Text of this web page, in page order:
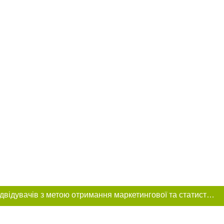
Цей сайт використовує «cookies». Також веб-сайт використовує інтернет-сервіс для збору технічних даних стосовно відвідувачів з метою отримання маркетингової та статистичної інформації. Умови обробки даних відвідувачів сайту див.